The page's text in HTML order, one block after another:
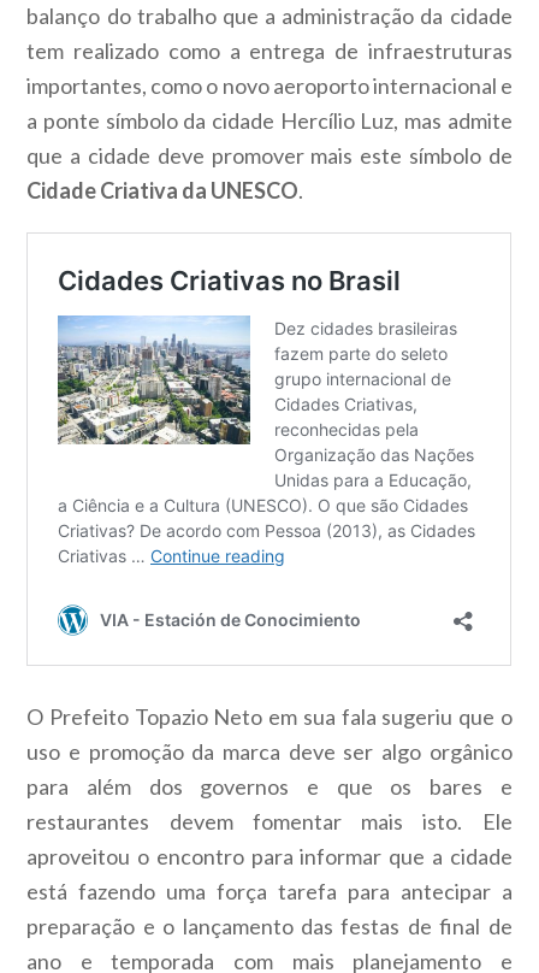
balanço do trabalho que a administração da cidade
tem realizado como a entrega de infraestruturas
importantes, como o novo aeroporto internacional e
a ponte símbolo da cidade Hercílio Luz, mas admite
que a cidade deve promover mais este símbolo de
Cidade Criativa da UNESCO.
O Prefeito Topazio Neto em sua fala sugeriu que o
uso e promoção da marca deve ser algo orgânico
para além dos governos e que os bares e
restaurantes devem fomentar mais isto. Ele
aproveitou o encontro para informar que a cidade
está fazendo uma força tarefa para antecipar a
preparação e o lançamento das festas de final de
ano e temporada com mais planejamento e